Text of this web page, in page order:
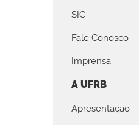
SIG
Fale Conosco
Imprensa
A UFRB
Apresentação